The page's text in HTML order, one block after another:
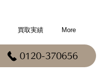
0120-370656
買取実績 More